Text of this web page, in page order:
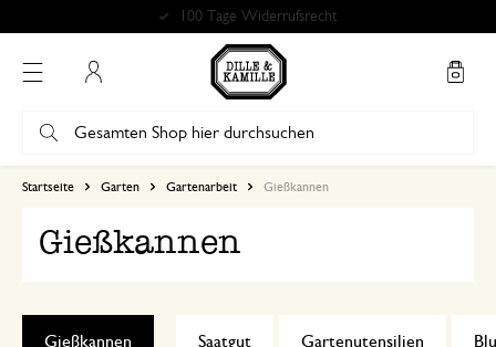
Kostenlose Abholung in unseren Geschäften*
Startseite Garten Gartenarbeit Gießkannen
Gießkannen
Saatgut Gartenutensilien
Gießkannen